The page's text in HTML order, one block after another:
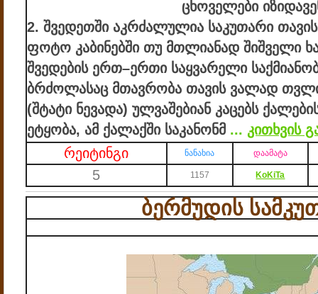
ცხოველები
2. შვედეთში აკრძალულია საკუთარი
ფოტო კაბინებში თუ მთლიანად შიშველი
შვედების ერთ–ერთი საყვარელი
ბრძოლასაც მთავრობა თავის ვალად
(შტატი ნევადა) ულვაშებიან კაცებს
ეტყობა, ამ ქალაქში საკანონმ ... კითხვის
რეიტინგი
ნანახია დაამატა
5 1157 KoKiTa
ბერმუდის